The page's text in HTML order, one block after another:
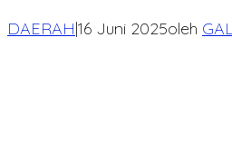
DAERAH|16 Juni 2025oleh